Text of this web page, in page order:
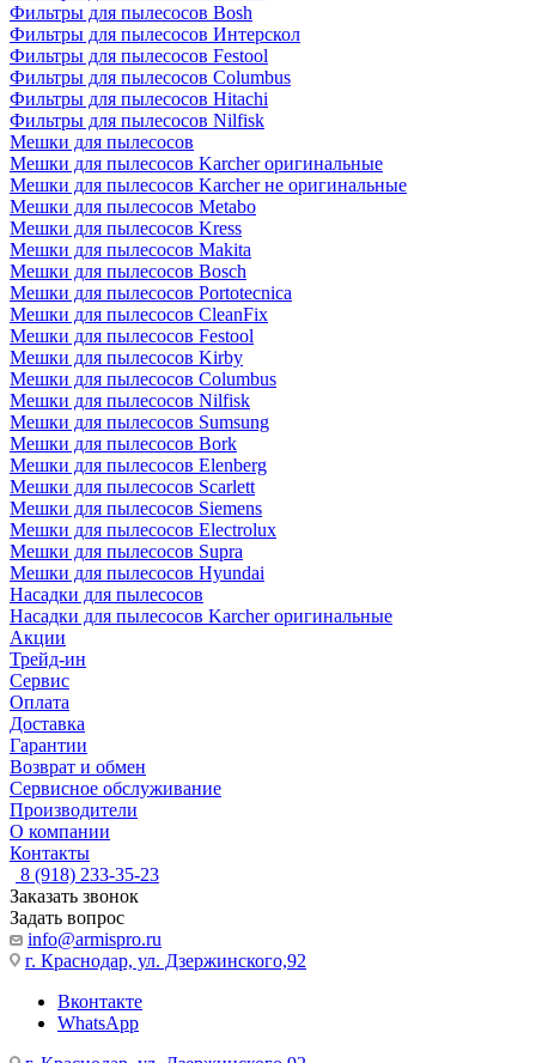
Фильтры для пылесосов Bosh
Фильтры для пылесосов Интерскол
Фильтры для пылесосов Festool
Фильтры для пылесосов Columbus
Фильтры для пылесосов Hitachi
Фильтры для пылесосов Nilfisk
Мешки для пылесосов
Мешки для пылесосов Karcher оригинальные
Мешки для пылесосов Karcher не оригинальные
Мешки для пылесосов Metabo
Мешки для пылесосов Kress
Мешки для пылесосов Makita
Мешки для пылесосов Bosch
Мешки для пылесосов Portotecnica
Мешки для пылесосов CleanFix
Мешки для пылесосов Festool
Мешки для пылесосов Kirby
Мешки для пылесосов Columbus
Мешки для пылесосов Nilfisk
Мешки для пылесосов Sumsung
Мешки для пылесосов Bork
Мешки для пылесосов Elenberg
Мешки для пылесосов Scarlett
Мешки для пылесосов Siemens
Мешки для пылесосов Electrolux
Мешки для пылесосов Supra
Мешки для пылесосов Hyundai
Насадки для пылесосов
Насадки для пылесосов Karcher оригинальные
Акции
Трейд-ин
Сервис
Оплата
Доставка
Гарантии
Возврат и обмен
Сервисное обслуживание
Производители
О компании
Контакты
8 (918) 233-35-23
Заказать звонок
Задать вопрос
info@armispro.ru
г. Краснодар, ул. Дзержинского,92
Вконтакте
WhatsApp